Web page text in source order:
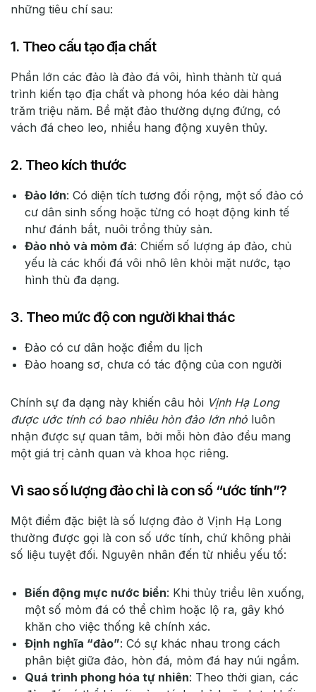
những tiêu chí sau:
1. Theo cấu tạo địa chất
Phần lớn các đảo là đảo đá vôi, hình thành từ quá
trình kiến tạo địa chất và phong hóa kéo dài hàng
trăm triệu năm. Bề mặt đảo thường dựng đứng, có
vách đá cheo leo, nhiều hang động xuyên thủy.
2. Theo kích thước
Đảo lớn: Có diện tích tương đối rộng, một số đảo có
cư dân sinh sống hoặc từng có hoạt động kinh tế
như đánh bắt, nuôi trồng thủy sản.
Đảo nhỏ và mỏm đá: Chiếm số lượng áp đảo, chủ
yếu là các khối đá vôi nhô lên khỏi mặt nước, tạo
hình thù đa dạng.
3. Theo mức độ con người khai thác
Đảo có cư dân hoặc điểm du lịch
Đảo hoang sơ, chưa có tác động của con người
Chính sự đa dạng này khiến câu hỏi Vịnh Hạ Long
được ước tính có bao nhiêu hòn đảo lớn nhỏ luôn
nhận được sự quan tâm, bởi mỗi hòn đảo đều mang
một giá trị cảnh quan và khoa học riêng.
Vì sao số lượng đảo chỉ là con số “ước tính”?
Một điểm đặc biệt là số lượng đảo ở Vịnh Hạ Long
thường được gọi là con số ước tính, chứ không phải
số liệu tuyệt đối. Nguyên nhân đến từ nhiều yếu tố:
Biến động mực nước biển: Khi thủy triều lên xuống,
một số mỏm đá có thể chìm hoặc lộ ra, gây khó
khăn cho việc thống kê chính xác.
Định nghĩa “đảo”: Có sự khác nhau trong cách
phân biệt giữa đảo, hòn đá, mỏm đá hay núi ngầm.
Quá trình phong hóa tự nhiên: Theo thời gian, các